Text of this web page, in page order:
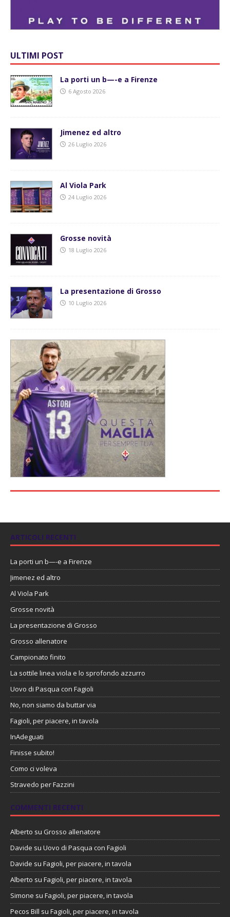
ULTIMI POST
La porti un b—-e a Firenze
6 Agosto 2026
Jimenez ed altro
26 Luglio 2026
Al Viola Park
24 Luglio 2026
Grosse novità
18 Luglio 2026
La presentazione di Grosso
10 Luglio 2026
ARTICOLI RECENTI
La porti un b—-e a Firenze
Jimenez ed altro
Al Viola Park
Grosse novità
La presentazione di Grosso
Grosso allenatore
Campionato finito
La sottile linea viola e lo sprofondo azzurro
Uovo di Pasqua con Fagioli
No, non siamo da buttar via
Fagioli, per piacere, in tavola
InAdeguati
Finisse subito!
Como ci voleva
Stravedo per Fazzini
COMMENTI RECENTI
Alberto su Grosso allenatore
Davide su Uovo di Pasqua con Fagioli
Davide su Fagioli, per piacere, in tavola
Alberto su Fagioli, per piacere, in tavola
Simone su Fagioli, per piacere, in tavola
Pecos Bill su Fagioli, per piacere, in tavola